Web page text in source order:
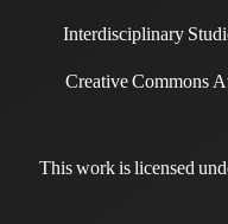
Interdisciplinary
Creative Commons
This work is licensed